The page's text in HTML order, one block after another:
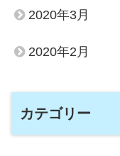
2020年3月
2020年2月
カテゴリー